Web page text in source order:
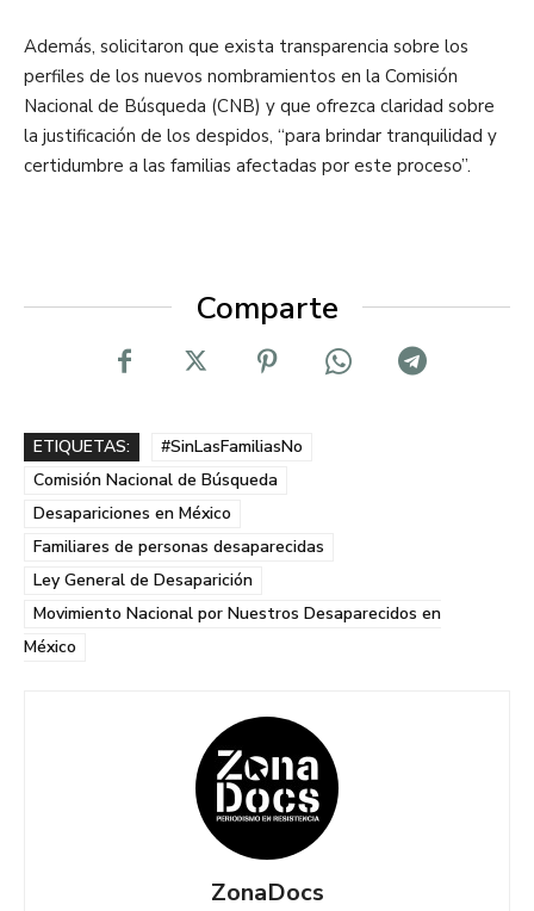
Además, solicitaron que exista transparencia sobre los
perfiles de los nuevos nombramientos en la Comisión
Nacional de Búsqueda (CNB) y que ofrezca claridad sobre
la justificación de los despidos, “para brindar tranquilidad y
certidumbre a las familias afectadas por este proceso”.
Comparte
ETIQUETAS:
#SinLasFamiliasNo
Comisión Nacional de Búsqueda
Desapariciones en México
Familiares de personas desaparecidas
Ley General de Desaparición
Movimiento Nacional por Nuestros Desaparecidos en
México
ZonaDocs